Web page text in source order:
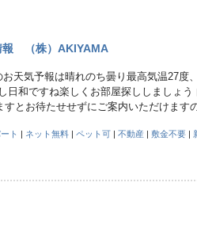
報 （株）AKIYAMA
天気予報は晴れのち曇り最高気温27度
日和ですね楽しくお部屋探ししましょう
すとお待たせせずにご案内いただけます
ト | ネット無料 |ペット可 |不動産 |敷金不要 |